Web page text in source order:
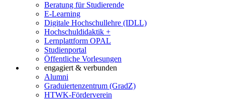
Beratung für Studierende
E-Learning
Digitale Hochschullehre (IDLL)
Hochschuldidaktik +
Lernplattform OPAL
Studienportal
Öffentliche Vorlesungen
engagiert & verbunden
Alumni
Graduiertenzentrum (GradZ)
HTWK-Förderverein